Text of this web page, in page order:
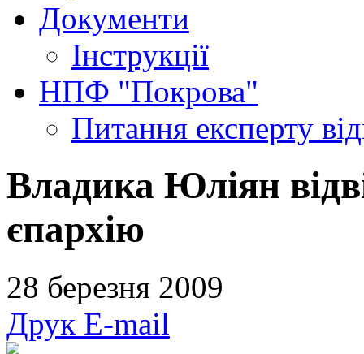
Документи
Інструкції
НПФ "Покрова"
Питання експерту
Владика Юліян
єпархію
28 березня 2009
Друк E-mail